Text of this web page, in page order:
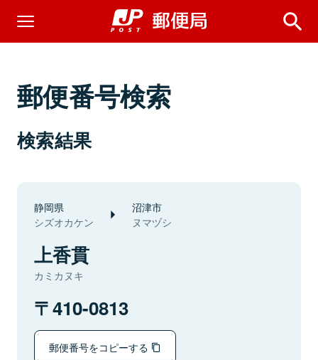
郵便番号検索
検索結果
静岡県
シズオカケン
沼津市
ヌマヅシ
上香貫
カミカヌキ
410-0813
郵便番号をコピーする